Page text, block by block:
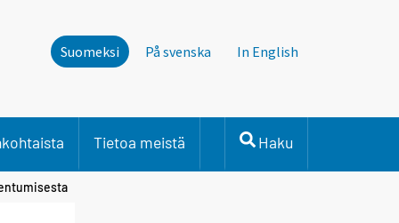
Suomeksi På svenska In English
Tietoa meistä Haku